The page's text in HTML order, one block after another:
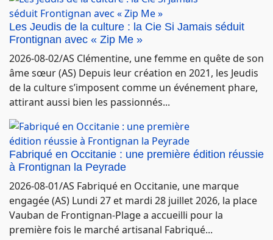
Les Jeudis de la culture : la Cie Si Jamais séduit
Frontignan avec « Zip Me »
2026-08-02/AS Clémentine, une femme en quête de son
âme sœur (AS) Depuis leur création en 2021, les Jeudis
de la culture s’imposent comme un événement phare,
attirant aussi bien les passionnés...
Fabriqué en Occitanie : une première édition réussie
à Frontignan la Peyrade
2026-08-01/AS Fabriqué en Occitanie, une marque
engagée (AS) Lundi 27 et mardi 28 juillet 2026, la place
Vauban de Frontignan-Plage a accueilli pour la
première fois le marché artisanal Fabriqué...